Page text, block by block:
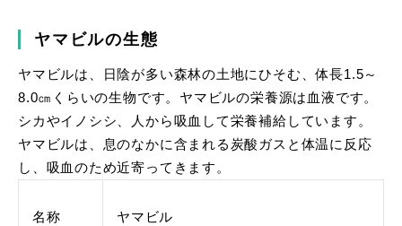
ヤマビルの生態
ヤマビルは、日陰が多い森林の土地にひそむ、体長1.5～
8.0㎝くらいの生物です。ヤマビルの栄養源は血液です。
シカやイノシシ、人から吸血して栄養補給しています。
ヤマビルは、息のなかに含まれる炭酸ガスと体温に反応
し、吸血のため近寄ってきます。
名称 ヤマビル